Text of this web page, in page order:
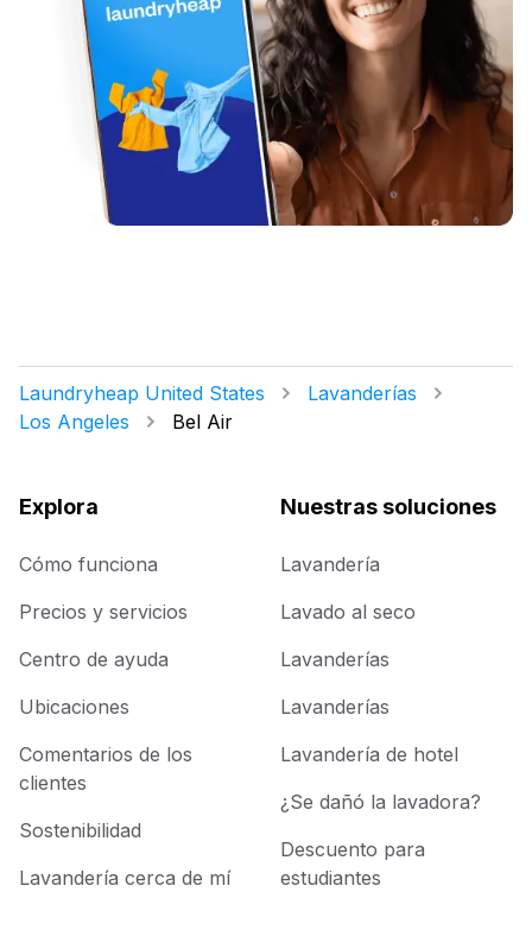
Laundryheap United States
Lavanderías
Los Angeles
Bel Air
Explora
Cómo funciona
Precios y servicios
Centro de ayuda
Ubicaciones
Comentarios de los
clientes
Sostenibilidad
Lavandería cerca de mí
Nuestras soluciones
Lavandería
Lavado al seco
Lavanderías
Lavanderías
Lavandería de hotel
¿Se dañó la lavadora?
Descuento para
estudiantes